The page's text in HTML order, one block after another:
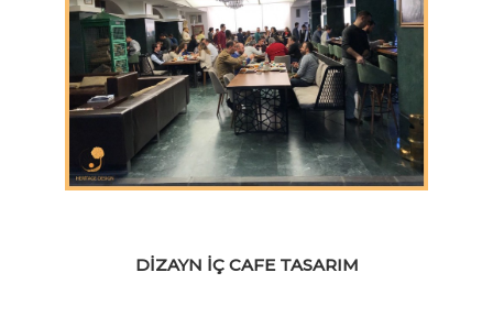
DIZAYN İÇ CAFE TASARIM